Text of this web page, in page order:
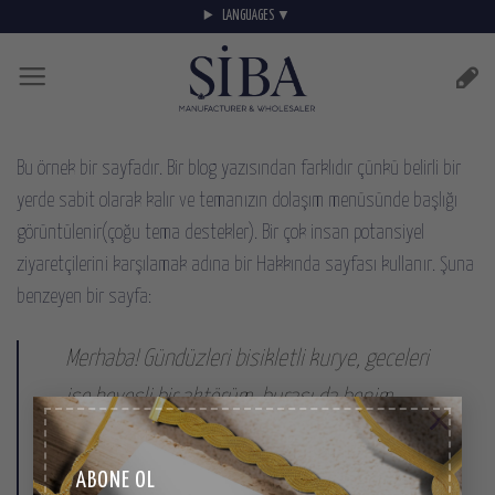
ABONE OL
×
content
LANGUAGES ▼
Bu örnek bir sayfadır. Bir blog yazısından farklıdır çünkü belirli bir
yerde sabit olarak kalır ve temanızın dolaşım menüsünde başlığı
görüntülenir(çoğu tema destekler). Bir çok insan potansiyel
ziyaretçilerini karşılamak adına bir Hakkında sayfası kullanır. Şuna
benzeyen bir sayfa:
Merhaba! Gündüzleri bisikletli kurye, geceleri
ise hevesli bir aktörüm, burası da benim
sitem. İstanbul’da yaşıyorum, Bıdık isminde
harika bir köpeğim var ve piña colada içmeyi